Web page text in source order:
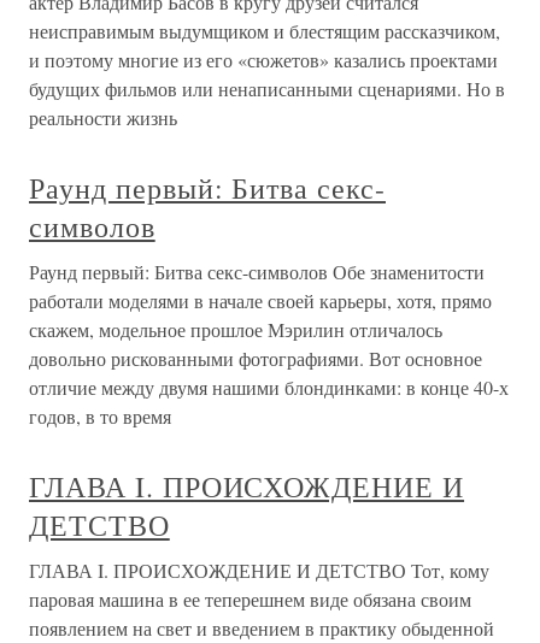
неисправимым выдумщиком и блестящим рассказчиком,
и поэтому многие из его «сюжетов» казались проектами
будущих фильмов или ненаписанными сценариями. Но в
реальности жизнь
Раунд первый: Битва секс-
символов
Раунд первый: Битва секс-символов Обе знаменитости
работали моделями в начале своей карьеры, хотя, прямо
скажем, модельное прошлое Мэрилин отличалось
довольно рискованными фотографиями. Вот основное
отличие между двумя нашими блондинками: в конце 40-х
годов, в то время
ГЛАВА I. ПРОИСХОЖДЕНИЕ И
ДЕТСТВО
ГЛАВА I. ПРОИСХОЖДЕНИЕ И ДЕТСТВО Тот, кому
паровая машина в ее теперешнем виде обязана своим
появлением на свет и введением в практику обыденной